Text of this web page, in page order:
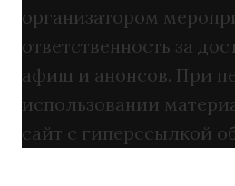
организатором
ответственность за
афиш и анонсов. При
использовании
сайт с гиперссылкой